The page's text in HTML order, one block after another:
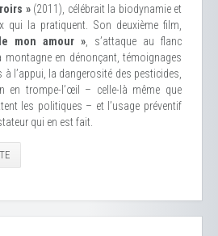
»(2011), célébrait la biodynamie et
qui la pratiquent. Son deuxième film,
mon amour » , s’attaque au flanc
montagne en dénonçant, témoignages
à l’appui, la dangerosité des pesticides,
en trompe-l’œil – celle-là même que
les politiques – et l’usage préventif
qui en est fait.